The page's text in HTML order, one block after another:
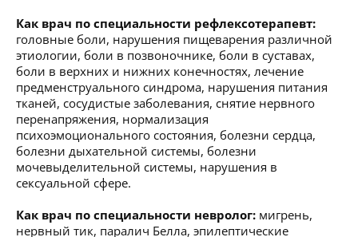
Как врач по специальности рефлексотерапевт:
головные боли, нарушения пищеварения различной
этиологии, боли в позвоночнике, боли в суставах,
боли в верхних и нижних конечностях, лечение
предменструального синдрома, нарушения питания
тканей, сосудистые заболевания, снятие нервного
перенапряжения, нормализация
психоэмоционального состояния, болезни сердца,
болезни дыхательной системы, болезни
мочевыделительной системы, нарушения в
сексуальной сфере.
Как врач по специальности невролог: мигрень,
нервный тик, паралич Белла, эпилептические